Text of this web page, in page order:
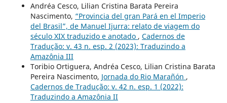
Andréa Cesco, Lilian Cristina Barata Pereira
Nascimento, “Provincia del gran Pará en el Imperio
del Brasil”, de Manuel Ijurra: relato de viagem do
século XIX traduzido e anotado , Cadernos de
Tradução: v. 43 n. esp. 2 (2023): Traduzindo a
Amazônia III
Toribio Ortiguera, Andréa Cesco, Lilian Cristina Barata
Pereira Nascimento, Jornada do Rio Marañón ,
Cadernos de Tradução: v. 42 n. esp. 1 (2022):
Traduzindo a Amazônia II